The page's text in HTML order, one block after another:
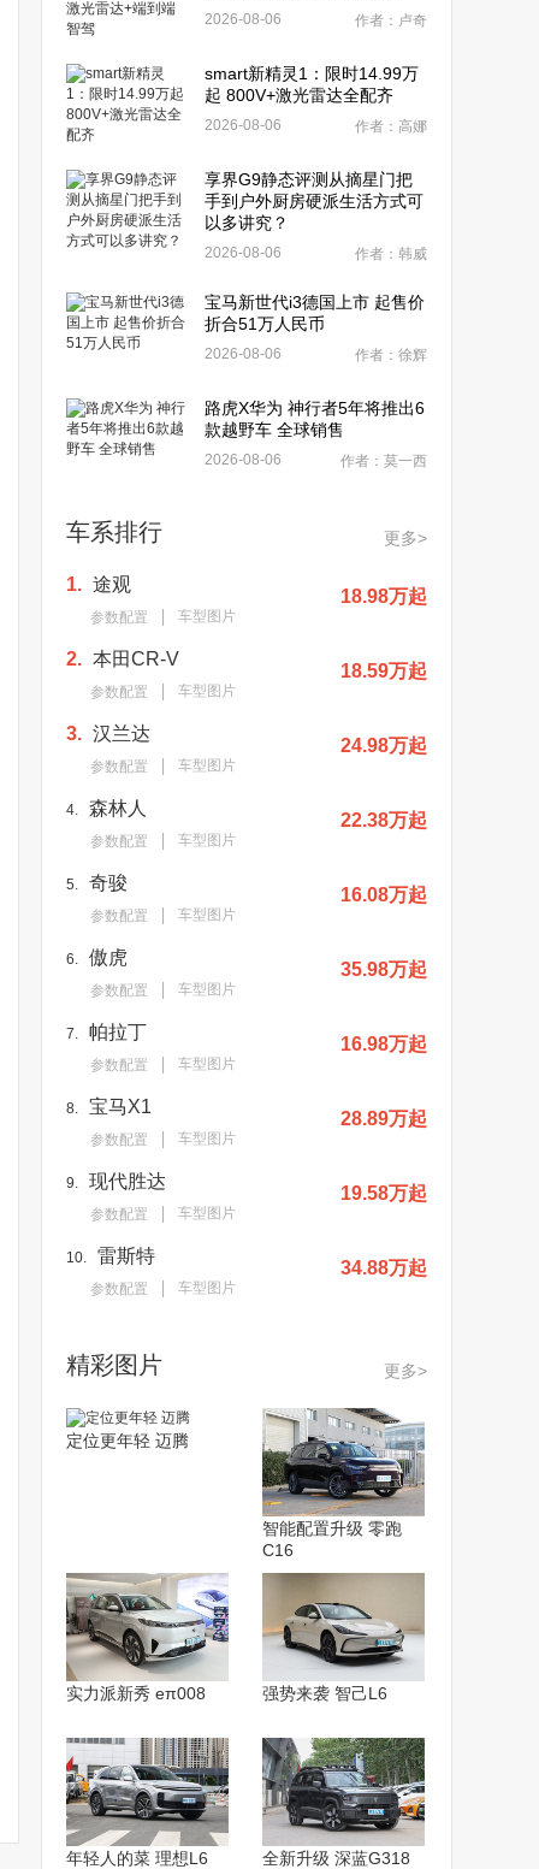
2026-08-06 作者：卢奇
smart新精灵1：限时14.99万
起 800V+激光雷达全配齐
2026-08-06 作者：高娜
享界G9静态评测从摘星门把
手到户外厨房硬派生活方式可
以多讲究？
2026-08-06 作者：韩威
宝马新世代i3德国上市 起售价
折合51万人民币
2026-08-06 作者：徐辉
路虎X华为 神行者5年将推出6
款越野车 全球销售
2026-08-06 作者：莫一西
车系排行 更多>
1. 途观
参数配置 车型图片
18.98万起
2. 本田CR-V
参数配置 车型图片
18.59万起
3. 汉兰达
参数配置 车型图片
24.98万起
4. 森林人
参数配置 车型图片
22.38万起
5. 奇骏
参数配置 车型图片
16.08万起
6. 傲虎
参数配置 车型图片
35.98万起
7. 帕拉丁
参数配置 车型图片
16.98万起
8. 宝马X1
参数配置 车型图片
28.89万起
9. 现代胜达
参数配置 车型图片
19.58万起
10. 雷斯特
参数配置 车型图片
34.88万起
精彩图片 更多>
定位更年轻 迈腾
智能配置升级 零跑
C16
实力派新秀 eπ008 强势来袭 智己L6
年轻人的菜 理想L6 全新升级 深蓝G318